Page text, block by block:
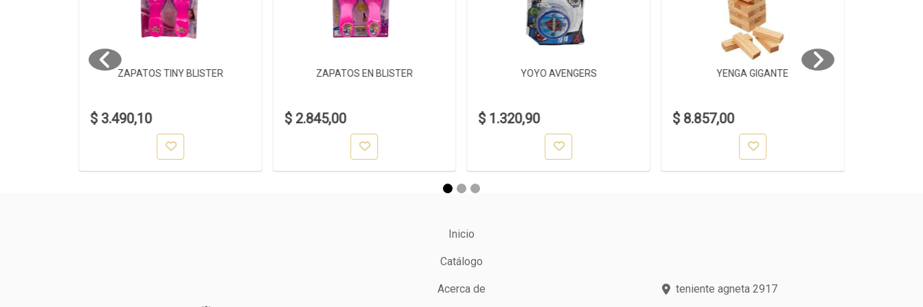
ZAPATOS TINY BLISTER
$ 3.490,10
ZAPATOS EN BLISTER
$ 2.845,00
YOYO AVENGERS
$ 1.320,90
YENGA GIGANTE
$ 8.857,00
Inicio
Catálogo
Acerca de teniente agneta 2917